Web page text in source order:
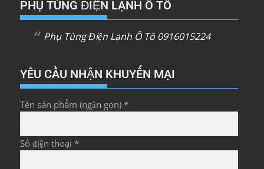
PHỤ TÙNG ĐIỆN LẠNH Ô TÔ
Phụ Tùng Điện Lạnh Ô Tô 0916015224
YÊU CẦU NHẬN KHUYẾN MẠI
Tên sản phẩm (ngắn gọn) *
Số điện thoại *